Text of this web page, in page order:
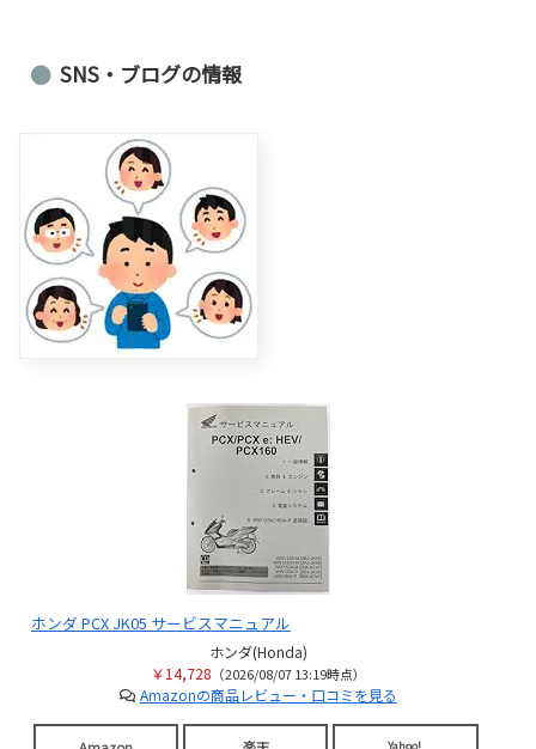
SNS・ブログの情報
ホンダ PCX JK05 サービスマニュアル
ホンダ(Honda)
￥14,728 （2026/08/07 13:19時点）
Amazonの商品レビュー・口コミを見る